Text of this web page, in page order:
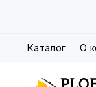
Каталог О